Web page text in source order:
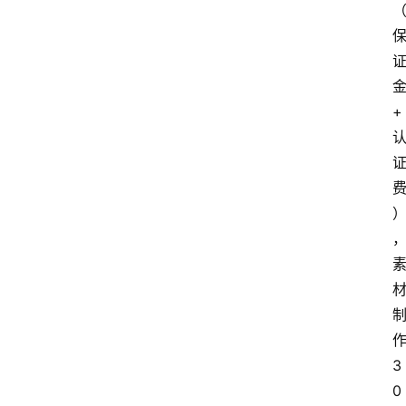
（
保
证
金
+
认
证
费
）
，
素
材
制
作
3
0